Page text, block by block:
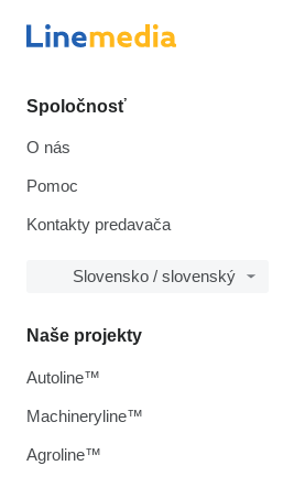
Spoločnosť
O nás
Pomoc
Kontakty predavača
Slovensko / slovenský
Naše projekty
Autoline™
Machineryline™
Agroline™